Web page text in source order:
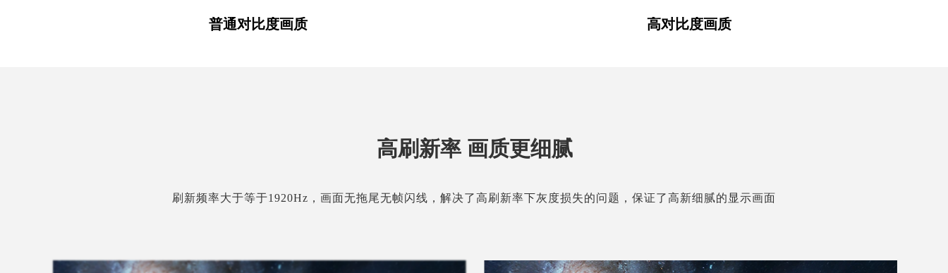
高刷新率 画质更细腻
刷新频率大于等于1920Hz，画面无拖尾无帧闪线，解决了高刷新率下灰度损失的问题，保证了高新细腻的显示画面
普通对比度画质 高对比度画质